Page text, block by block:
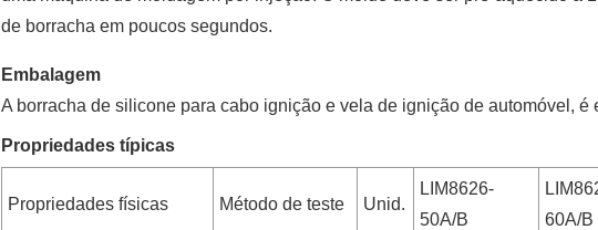
de borracha em poucos segundos.
Embalagem
A borracha de silicone para cabo ignição e vela de ignição de automóvel, é
Propriedades típicas
Propriedades físicas Método de teste Unid.
LIM8626-
50A/B
60A/B